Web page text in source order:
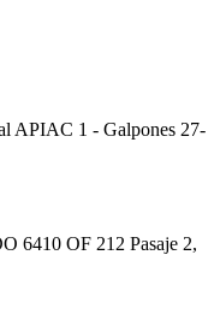
APIAC 1 - Galpones 27-
6410 OF 212 Pasaje 2,